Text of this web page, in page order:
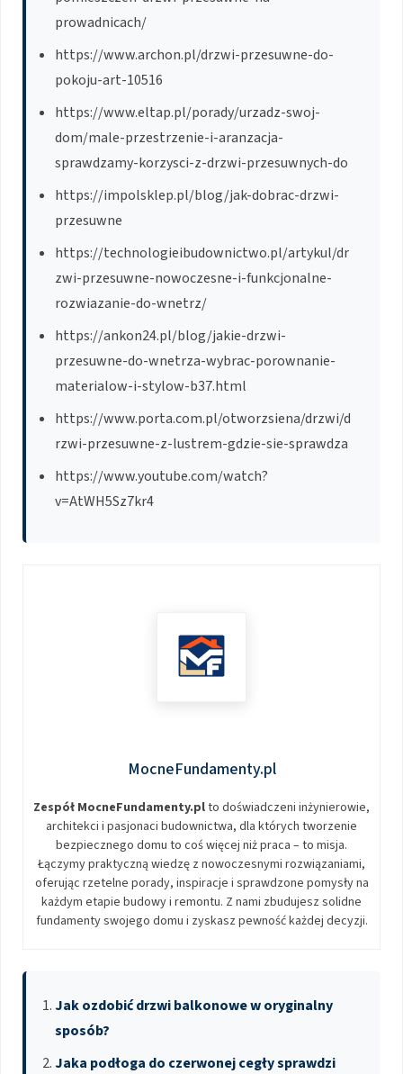
prowadnicach/
https://www.archon.pl/drzwi-przesuwne-do-
pokoju-art-10516
https://www.eltap.pl/porady/urzadz-swoj-
dom/male-przestrzenie-i-aranzacja-
sprawdzamy-korzysci-z-drzwi-przesuwnych-do
https://impolsklep.pl/blog/jak-dobrac-drzwi-
przesuwne
https://technologieibudownictwo.pl/artykul/dr
zwi-przesuwne-nowoczesne-i-funkcjonalne-
rozwiazanie-do-wnetrz/
https://ankon24.pl/blog/jakie-drzwi-
przesuwne-do-wnetrza-wybrac-porownanie-
materialow-i-stylow-b37.html
https://www.porta.com.pl/otworzsiena/drzwi/d
rzwi-przesuwne-z-lustrem-gdzie-sie-sprawdza
https://www.youtube.com/watch?
v=AtWH5Sz7kr4
MocneFundamenty.pl
Zespół MocneFundamenty.plto doświadczeni inżynierowie,
architekci i pasjonaci budownictwa, dla których tworzenie
bezpiecznego domu to coś więcej niż praca – to misja.
Łączymy praktyczną wiedzę z nowoczesnymi rozwiązaniami,
oferując rzetelne porady, inspiracje i sprawdzone pomysły na
każdym etapie budowy i remontu. Z nami zbudujesz solidne
fundamenty swojego domu i zyskasz pewność każdej decyzji.
Jak ozdobić drzwi balkonowe w oryginalny
sposób?
Jaka podłoga do czerwonej cegły sprawdzi